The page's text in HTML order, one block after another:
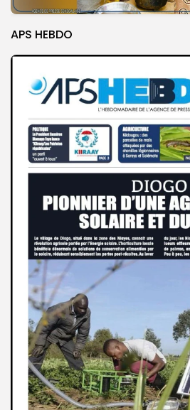
APS HEBDO